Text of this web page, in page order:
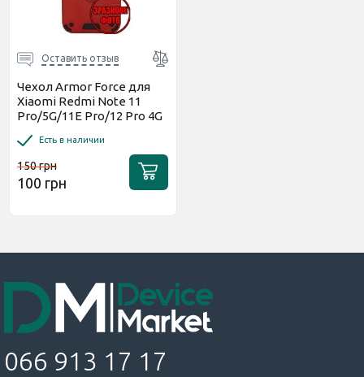
Оставить отзыв
Чехол Armor Force для
Xiaomi Redmi Note 11
Pro/5G/11E Pro/12 Pro 4G
Есть в наличии
150 грн
100 грн
066 913 17 17